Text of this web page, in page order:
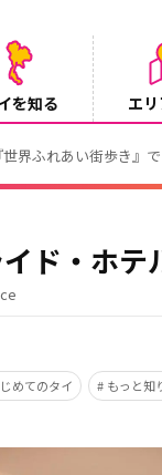
を知る エ
世界ふれあい街歩き』
ド・ホテ
めてのタイ もっと知